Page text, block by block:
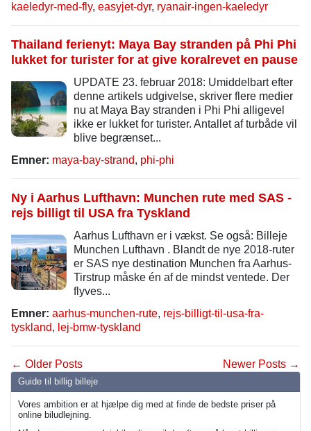
Guide til billig billeje
Vores ambition er at hjælpe dig med at finde de bedste priser på
online biludlejning.
kaeledyr-med-fly, easyjet-dyr, ryanair-ingen-kaeledyr
Thailand ferienyt: Maya Bay stranden på Phi Phi
lukket for turister for at give koralrevet en pause
UPDATE 23. februar 2018: Umiddelbart efter
denne artikels udgivelse, skriver flere medier
nu at Maya Bay stranden i Phi Phi alligevel
ikke er lukket for turister. Antallet af turbåde vil
blive begrænset...
Emner: maya-bay-strand, phi-phi
Ny i Aarhus Lufthavn: Munchen rute med SAS -
rejs billigt til USA fra Tyskland
Aarhus Lufthavn er i vækst. Se også: Billeje
Munchen Lufthavn . Blandt de nye 2018-ruter
er SAS nye destination Munchen fra Aarhus-
Tirstrup måske én af de mindst ventede. Der
flyves...
Emner: aarhus-munchen-rute, rejs-billigt-til-usa-fra-
tyskland, lej-bmw-tyskland
← Older Posts Newer Posts →